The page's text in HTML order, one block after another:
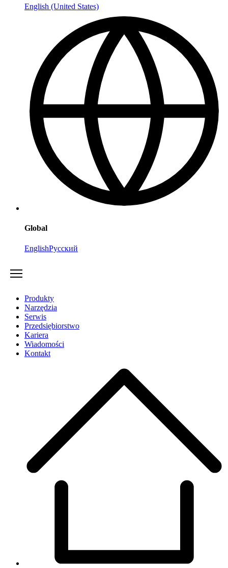
English (United States)
Global
EnglishРусский
Produkty
Narzędzia
Serwis
Przedsiębiorstwo
Kariera
Wiadomości
Kontakt